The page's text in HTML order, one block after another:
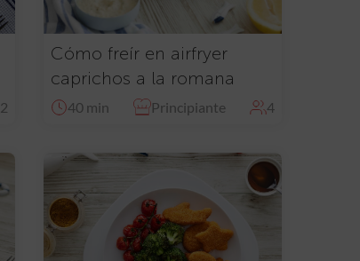
2
Cómo freír en airfryer
caprichos a la romana
40 min Principiante 4